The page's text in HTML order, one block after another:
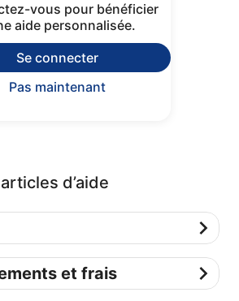
vous pour bénéficier
aide personnalisée.
Se connecter
Pas maintenant
d’aide
et frais
et frais